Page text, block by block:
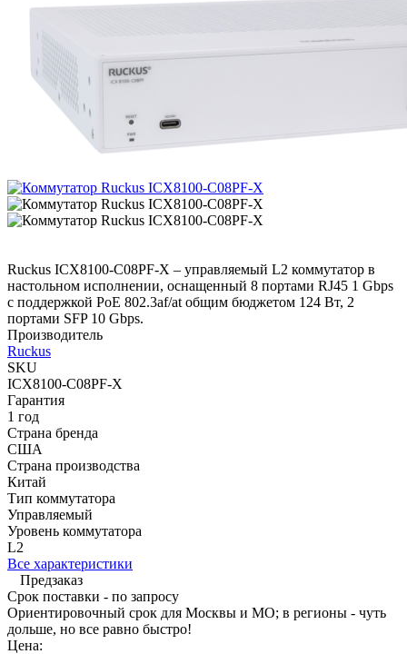
Ruckus ICX8100-C08PF-X – управляемый L2 коммутатор в
настольном исполнении, оснащенный 8 портами RJ45 1 Gbps
с поддержкой PoE 802.3af/at общим бюджетом 124 Вт, 2
портами SFP 10 Gbps.
Производитель
Ruckus
SKU
ICX8100-C08PF-X
Гарантия
1 год
Страна бренда
США
Страна производства
Китай
Тип коммутатора
Управляемый
Уровень коммутатора
L2
Все характеристики
Предзаказ
Срок поставки - по запросу
Ориентировочный срок для Москвы и МО; в регионы - чуть
дольше, но все равно быстро!
Цена: